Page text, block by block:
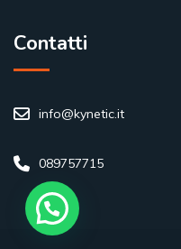
Contatti
info@kynetic.it
089757715